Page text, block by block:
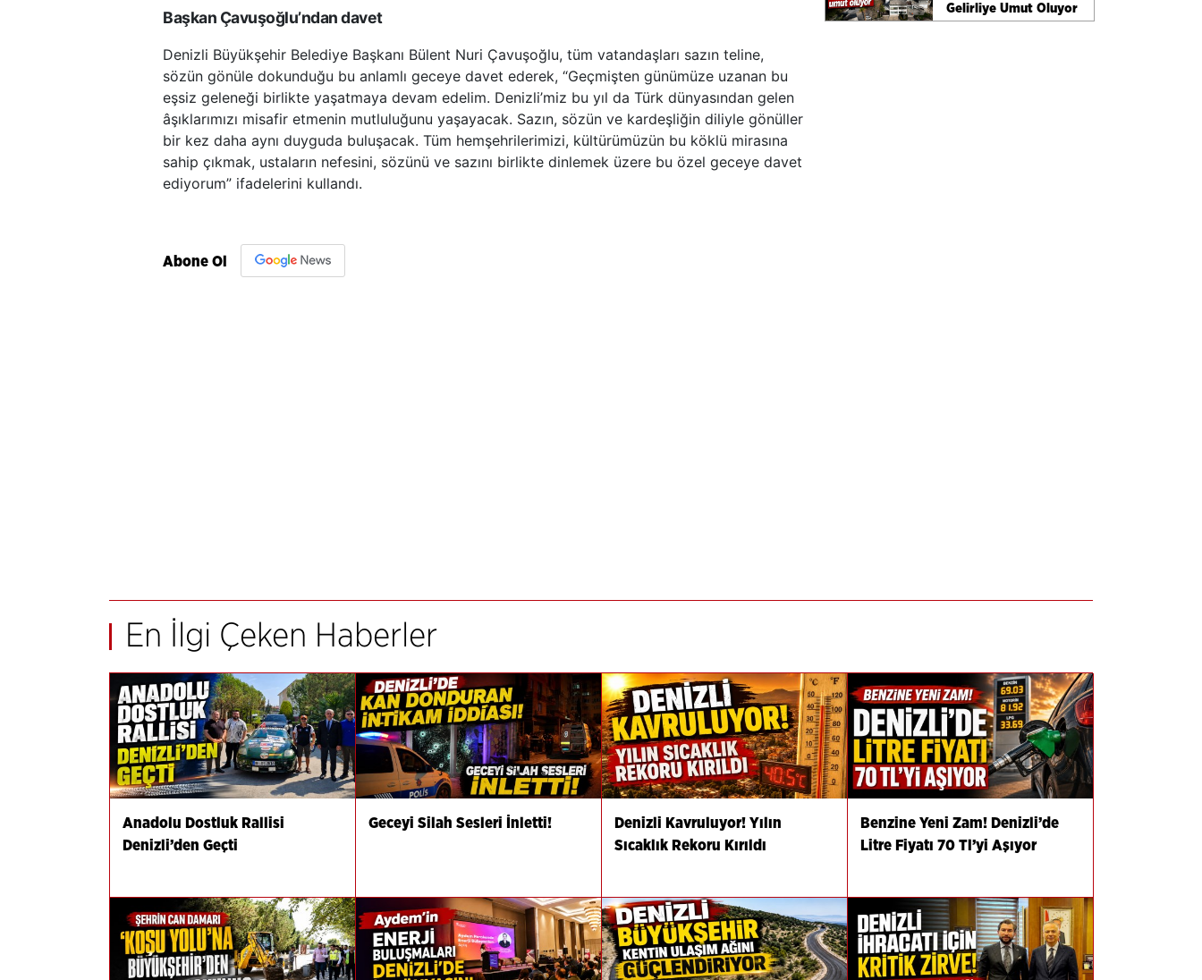
Başkan Çavuşoğlu’ndan davet
Denizli Büyükşehir Belediye Başkanı Bülent Nuri Çavuşoğlu, tüm vatandaşları sazın teline,
sözün gönüle dokunduğu bu anlamlı geceye davet ederek, “Geçmişten günümüze uzanan bu
eşsiz geleneği birlikte yaşatmaya devam edelim. Denizli’miz bu yıl da Türk dünyasından gelen
âşıklarımızı misafir etmenin mutluluğunu yaşayacak. Sazın, sözün ve kardeşliğin diliyle gönüller
bir kez daha aynı duyguda buluşacak. Tüm hemşehrilerimizi, kültürümüzün bu köklü mirasına
sahip çıkmak, ustaların nefesini, sözünü ve sazını birlikte dinlemek üzere bu özel geceye davet
ediyorum” ifadelerini kullandı.
Abone Ol
Gelirliye Umut Oluyor
En İlgi Çeken Haberler
Anadolu Dostluk Rallisi
Denizli’den Geçti
Geceyi Silah Sesleri İnletti!
Denizli Kavruluyor! Yılın
Sıcaklık Rekoru Kırıldı
Benzine Yeni Zam! Denizli’de
Litre Fiyatı 70 Tl’yi Aşıyor